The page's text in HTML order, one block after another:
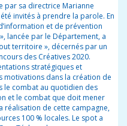
par sa directrice Marianne
invités à prendre la parole. En
et de prévention
lancée par le Département, a
territoire », décernés par un
des Créatives 2020.
stratégiques et
motivations dans la création de
le combat au quotidien des
et le combat que doit mener
réalisation de cette campagne,
100 % locales. Le spot a